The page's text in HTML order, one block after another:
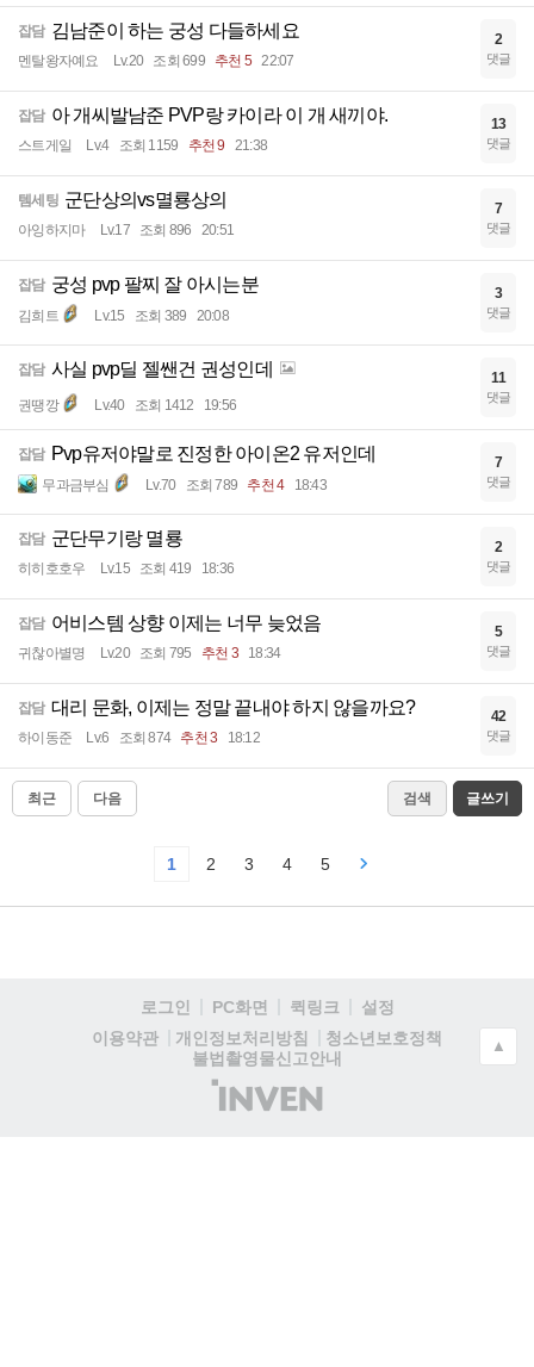
잡담 김남준이 하는 궁성 다들하세요
멘탈왕자예요 Lv.20 조회 699 추천 5 22:07
2
댓글
잡담 아 개씨발남준 PVP랑 카이라 이 개 새끼야.
스트게일 Lv.4 조회 1159 추천 9 21:38
13
댓글
템세팅 군단상의vs멸룡상의
아잉하지마 Lv.17 조회 896 20:51
7
댓글
잡담 궁성 pvp 팔찌 잘 아시는분
김희트 Lv.15 조회 389 20:08
3
댓글
잡담 사실 pvp딜 젤쌘건 권성인데
권땡깡 Lv.40 조회 1412 19:56
11
댓글
잡담 Pvp유저야말로 진정한 아이온2 유저인데
무과금부심 Lv.70 조회 789 추천 4 18:43
7
댓글
잡담 군단무기랑 멸룡
히히호호우 Lv.15 조회 419 18:36
2
댓글
잡담 어비스템 상향 이제는 너무 늦었음
귀찮아별명 Lv.20 조회 795 추천 3 18:34
5
댓글
잡담 대리 문화, 이제는 정말 끝내야 하지 않을까요?
하이동준 Lv.6 조회 874 추천 3 18:12
42
댓글
최근 다음 검색 글쓰기
1 2 3 4 5
로그인 PC화면 퀵링크
설정
이용약관
개인정보처리방침
청소년보호정책
불법촬영물신고안내
(주)
인
▲